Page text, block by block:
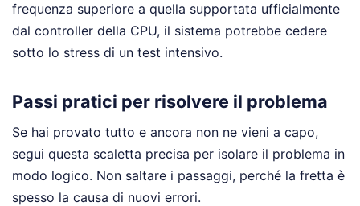
frequenza superiore a quella supportata ufficialmente
dal controller della CPU, il sistema potrebbe cedere
sotto lo stress di un test intensivo.
Passi pratici per risolvere il problema
Se hai provato tutto e ancora non ne vieni a capo,
segui questa scaletta precisa per isolare il problema in
modo logico. Non saltare i passaggi, perché la fretta è
spesso la causa di nuovi errori.